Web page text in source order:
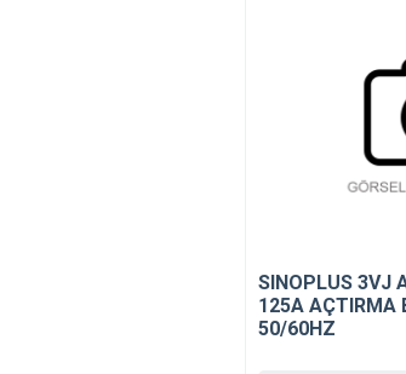
SINOPLUS 3VJ
125A AÇTIRMA
50/60HZ